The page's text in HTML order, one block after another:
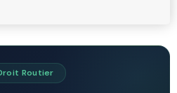
Routier